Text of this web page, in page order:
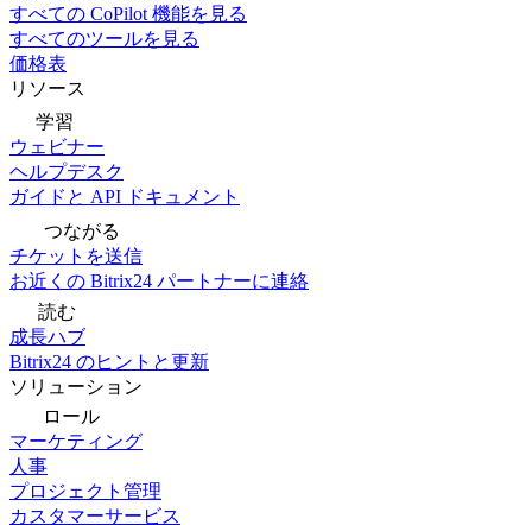
すべての CoPilot 機能を見る
すべてのツールを見る
価格表
リソース
学習
ウェビナー
ヘルプデスク
ガイドと API ドキュメント
つながる
チケットを送信
お近くの Bitrix24 パートナーに連絡
読む
成長ハブ
Bitrix24 のヒントと更新
ソリューション
ロール
マーケティング
人事
プロジェクト管理
カスタマーサービス